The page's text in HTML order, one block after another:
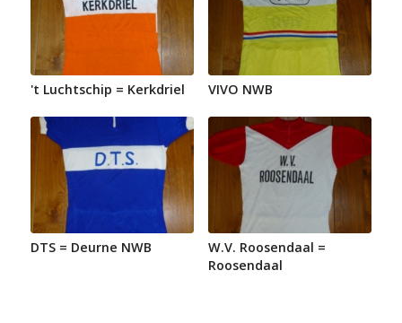
't Luchtschip = Kerkdriel VIVO NWB
DTS = Deurne NWB
W.V. Roosendaal =
Roosendaal